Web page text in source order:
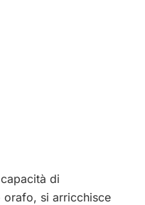
di
si arricchisce